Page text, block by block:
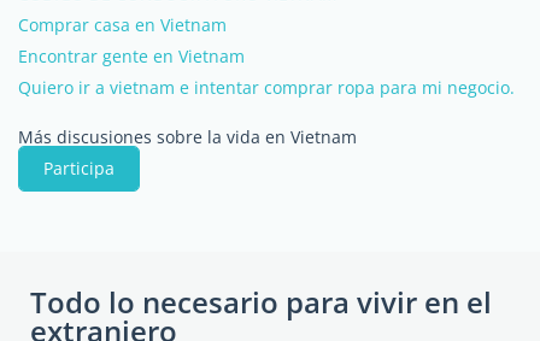
Comprar casa en Vietnam
Encontrar gente en Vietnam
Quiero ir a vietnam e intentar comprar ropa para mi negocio.
Más discusiones sobre la vida en Vietnam
Participa
Todo lo necesario para vivir en el
extranjero